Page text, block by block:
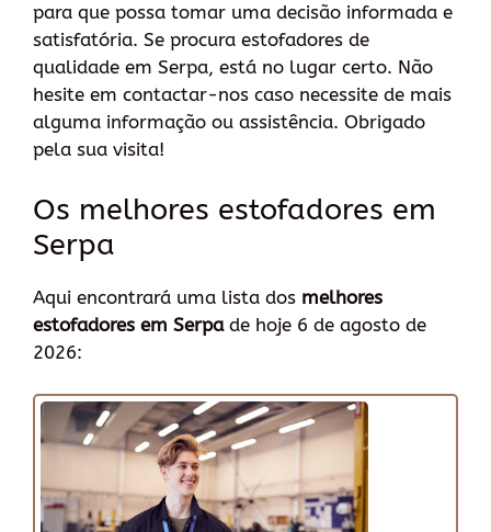
para que possa tomar uma decisão informada e
satisfatória. Se procura estofadores de
qualidade em Serpa, está no lugar certo. Não
hesite em contactar-nos caso necessite de mais
alguma informação ou assistência. Obrigado
pela sua visita!
Os melhores estofadores em
Serpa
Aqui encontrará uma lista dos melhores
estofadores em Serpade hoje 6 de agosto de
2026: